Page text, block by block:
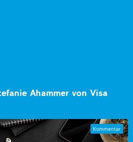
Ahammer von Visa